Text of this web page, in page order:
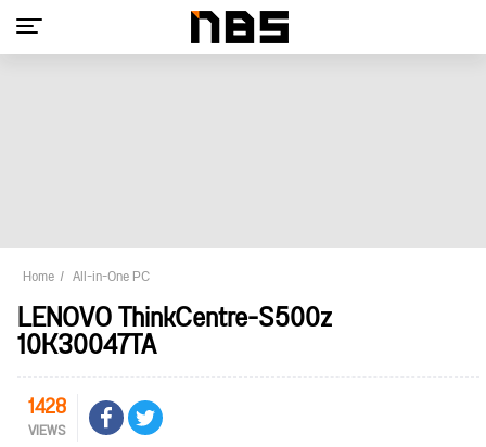
Home All-in-One PC
LENOVO ThinkCentre-S500z
10K30047TA
1428
VIEWS